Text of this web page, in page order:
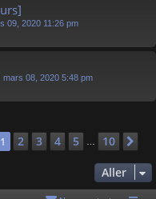
09, 2020 11:26 pm
mars 08, 2020 5:48 pm
1sur 10
1 2 3 4 5 10
Aller